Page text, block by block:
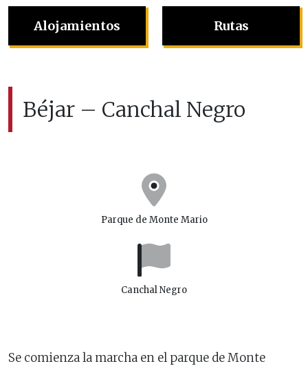
Alojamientos Rutas
Béjar – Canchal Negro
Parque de Monte Mario
Canchal Negro
Se comienza la marcha en el parque de Monte